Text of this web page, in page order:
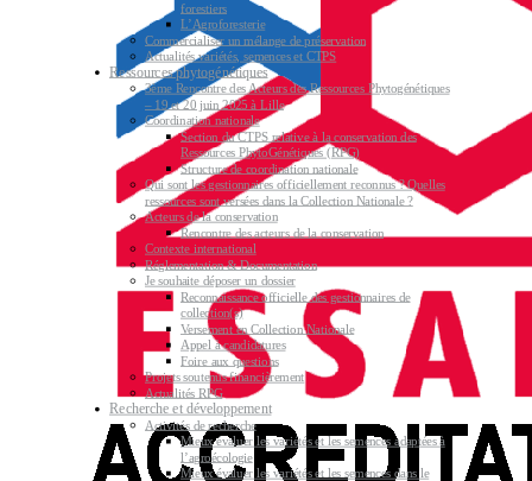
forestiers
L’Agroforesterie
Commercialiser un mélange de préservation
Actualités variétés, semences et CTPS
Ressources phytogénétiques
3ème Rencontre des Acteurs des Ressources Phytogénétiques
– 19 et 20 juin 2025 à Lille
Coordination nationale
Section du CTPS relative à la conservation des
Ressources PhytoGénétiques (RPG)
Structure de coordination nationale
Qui sont les gestionnaires officiellement reconnus ? Quelles
ressources sont versées dans la Collection Nationale ?
Acteurs de la conservation
Rencontre des acteurs de la conservation
Contexte international
Réglementation & Documentation
Je souhaite déposer un dossier
Reconnaissance officielle des gestionnaires de
collection(s)
Versement en Collection Nationale
Appel à candidatures
Foire aux questions
Projets soutenus financièrement
Actualités RPG
Recherche et développement
Activités de recherche
Mieux évaluer les variétés et les semences adaptées à
l’agroécologie
Mieux évaluer les variétés et les semences dans le